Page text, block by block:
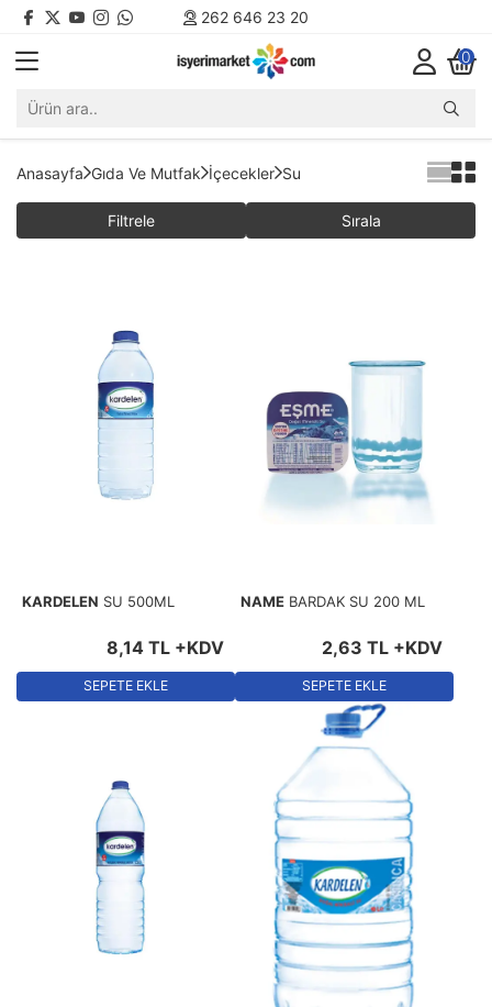
262 646 23 20
0
Anasayfa Gıda Ve Mutfak İçecekler Su
Filtrele Sırala
KARDELEN SU 500ML
8,14 TL +KDV
SEPETE EKLE
NAME BARDAK SU 200 ML
2,63 TL +KDV
SEPETE EKLE